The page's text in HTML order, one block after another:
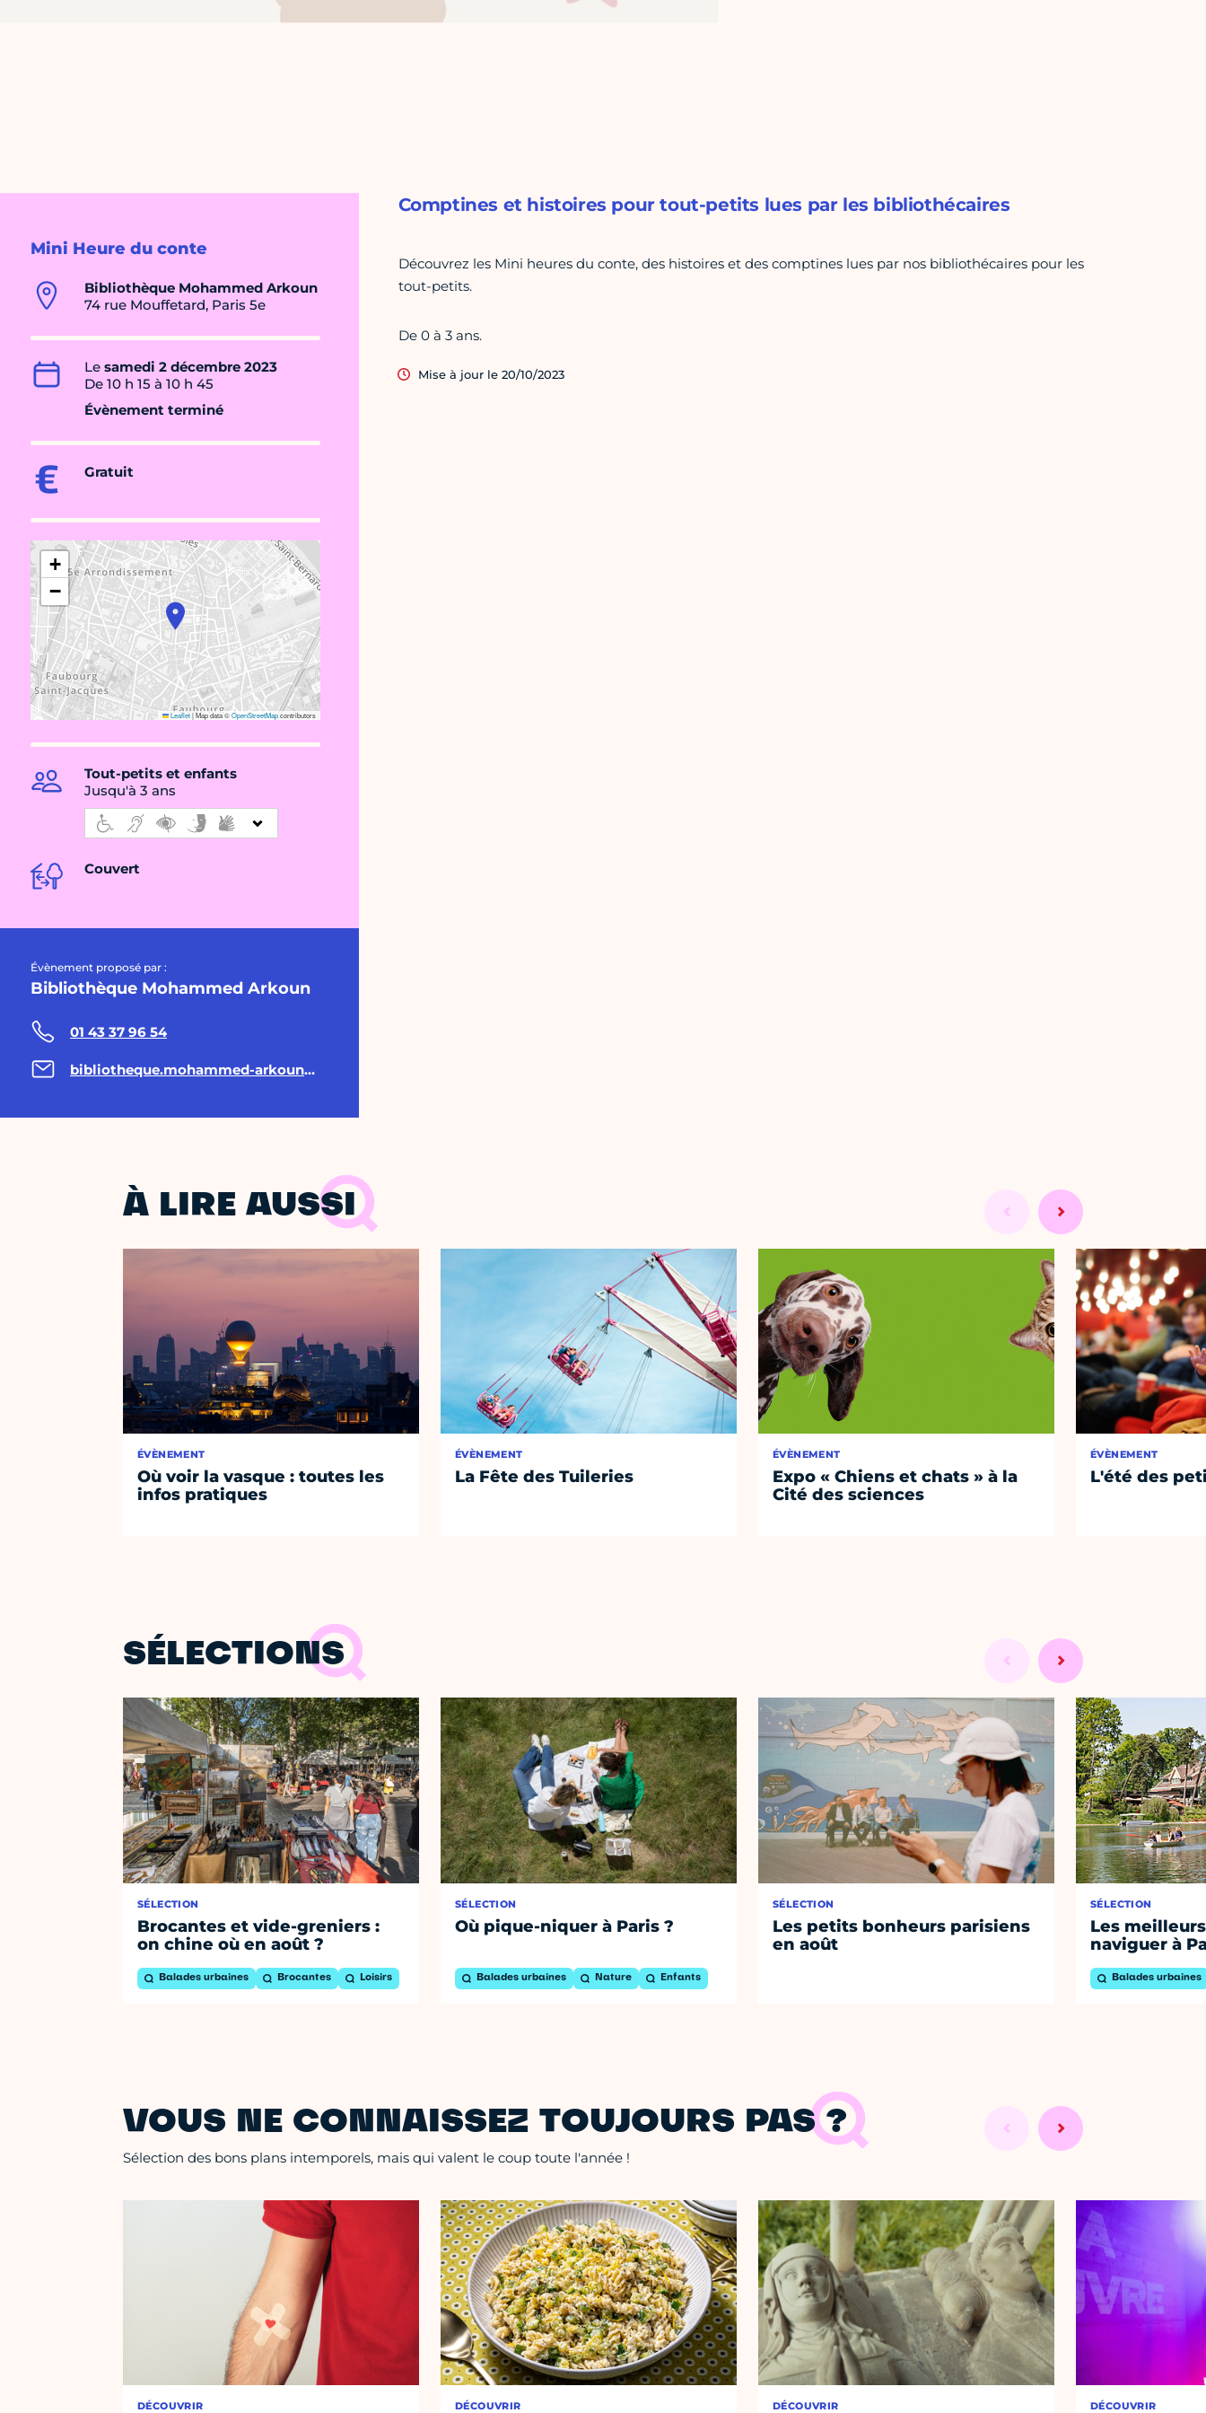
Mini Heure du conte
Bibliothèque Mohammed Arkoun
74 rue Mouffetard, Paris 5e
Le samedi 2 décembre 2023
De 10 h 15 à 10 h 45
Évènement terminé
Gratuit
+
−
Leaflet|Map data ©OpenStreetMapcontributors
Tout-petits et enfants
Jusqu'à 3 ans
Couvert
Évènement proposé par :
Bibliothèque Mohammed Arkoun
01 43 37 96 54
bibliotheque.mohammed-arkoun@paris.fr
Comptines et histoires pour tout-petits lues par les bibliothécaires
Découvrez les Mini heures du conte, des histoires et des comptines lues par nos bibliothécaires pour les
tout-petits.
De 0 à 3 ans.
Mise à jour le 20/10/2023
À LIRE AUSSI
ÉVÈNEMENT
Où voir la vasque : toutes les
infos pratiques
ÉVÈNEMENT
La Fête des Tuileries
ÉVÈNEMENT
Expo « Chiens et chats » à la
Cité des sciences
ÉVÈNEMENT
L'été des
SÉLECTIONS
SÉLECTION
Brocantes et vide-greniers :
on chine où en août ?
Balades urbaines Brocantes Loisirs
SÉLECTION
Où pique-niquer à Paris ?
Balades urbaines Nature Enfants
SÉLECTION
Les petits bonheurs parisiens
en août
SÉLECTION
Les
naviguer à
Balades urbaines
VOUS NE CONNAISSEZ TOUJOURS PAS ?
Sélection des bons plans intemporels, mais qui valent le coup toute l'année !
DÉCOUVRIR DÉCOUVRIR DÉCOUVRIR DÉCOUVRIR